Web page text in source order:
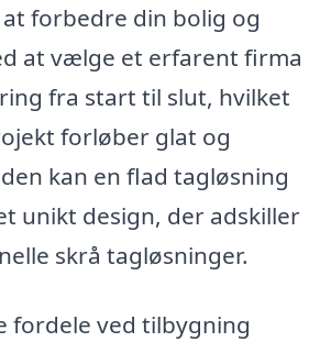
forbedre din bolig og
at vælge et erfarent firma
fra start til slut, hvilket
forløber glat og
kan en flad tagløsning
unikt design, der adskiller
skrå tagløsninger.
fordele ved tilbygning